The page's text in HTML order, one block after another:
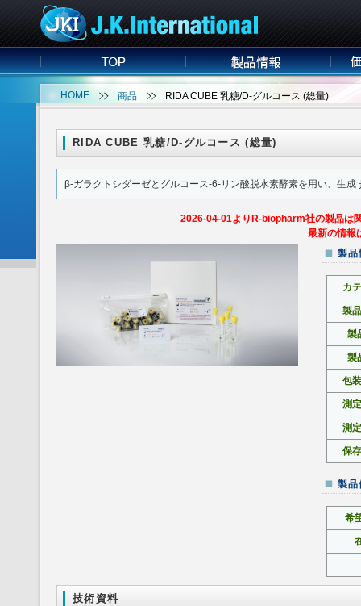
HOME 商品 RIDA CUBE 乳糖/D-グルコース (総量)
RIDA CUBE 乳糖/D-グルコース (総量)
β-ガラクトシダーゼとグルコース-6-リン酸脱水素酵素を用い、生
2026-04-01よりR-biopharm社の製品は
最新の情報
製品
カ
製
製
製
包
測
測
保
製品
希
技術資料